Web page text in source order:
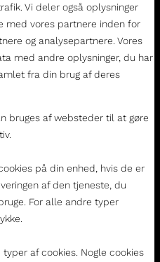
Vi deler også oplysninger
med vores partnere inden for
og analysepartnere. Vores
med andre oplysninger, du har
fra din brug af deres
bruges af websteder til at gøre
på din enhed, hvis de er
af den tjeneste, du
For alle andre typer
af cookies. Nogle cookies